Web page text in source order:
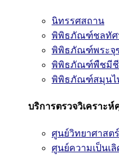
นิทรรศสถาน
พิพิธภัณฑ์ชลทัศ
พิพิธภัณฑ์พระจุ
พิพิธภัณฑ์พืชมีชี
พิพิธภัณฑ์สมุนไ
บริการตรวจวิเคราะ
ศูนย์วิทยาศาสต
ศูนย์ความเป็นเ